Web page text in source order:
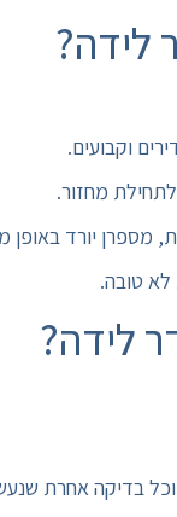
לידה?
וקבועים.
מחזור.
מספרן יורד
טובה.
לידה?
בדיקה אחרת